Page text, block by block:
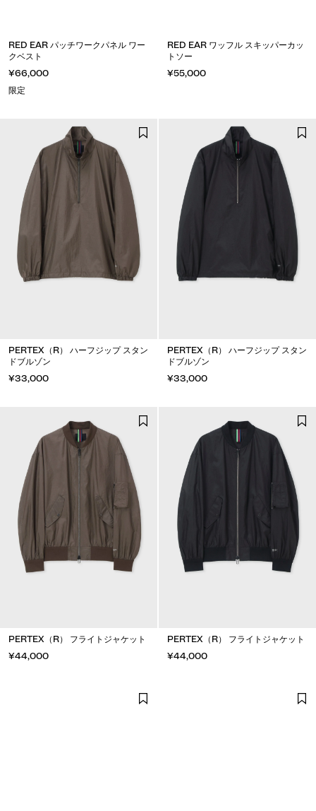
RED EAR パッチワークパネル ワー
クベスト
¥66,000
限定
RED EAR ワッフル スキッパーカッ
トソー
¥55,000
PERTEX（R） ハーフジップ スタン
ドブルゾン
¥33,000
PERTEX（R） ハーフジップ スタン
ドブルゾン
¥33,000
PERTEX（R） フライトジャケット
¥44,000
PERTEX（R） フライトジャケット
¥44,000